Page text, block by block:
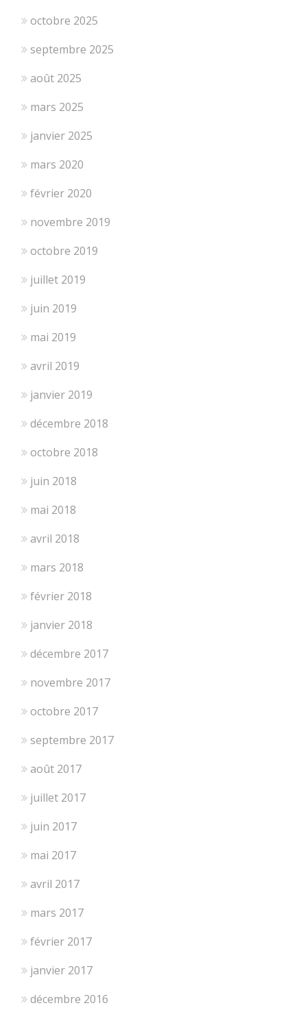
octobre 2025
septembre 2025
août 2025
mars 2025
janvier 2025
mars 2020
février 2020
novembre 2019
octobre 2019
juillet 2019
juin 2019
mai 2019
avril 2019
janvier 2019
décembre 2018
octobre 2018
juin 2018
mai 2018
avril 2018
mars 2018
février 2018
janvier 2018
décembre 2017
novembre 2017
octobre 2017
septembre 2017
août 2017
juillet 2017
juin 2017
mai 2017
avril 2017
mars 2017
février 2017
janvier 2017
décembre 2016